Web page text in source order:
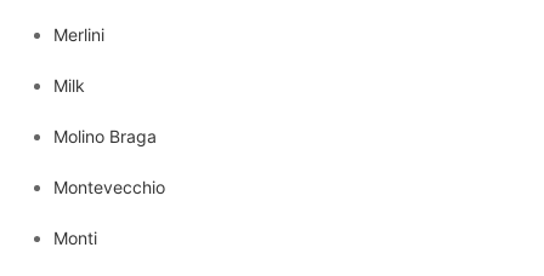
Merlini
Milk
Molino Braga
Montevecchio
Monti